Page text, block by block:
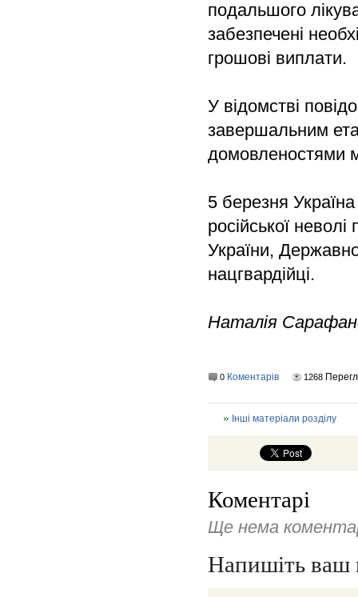
подальшого
забезпечені
грошові виплати.
У відомстві
завершальним
домовленостями
5 березня
російської
України,
нацгвардійці.
Наталія
0 Коментарів 1268
Інші матеріали розділу
Коментарі
Ще нема
Напишіть ваш